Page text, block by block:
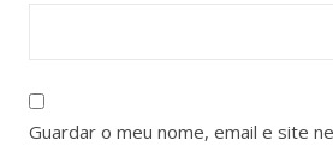
Guardar o meu nome, email e site